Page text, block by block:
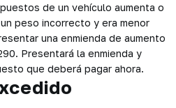
de un vehículo aumenta o
peso incorrecto y era menor
una enmienda de aumento
Presentará la enmienda y
que deberá pagar ahora.